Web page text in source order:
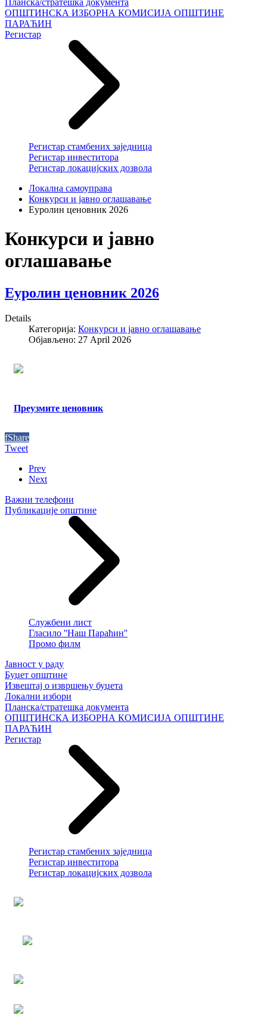
Планска/стратешка документа
ОПШТИНСКА ИЗБОРНА КОМИСИЈА ОПШТИНЕ
ПАРАЋИН
Регистар
Регистар стамбених заједница
Регистар инвеститора
Регистар локацијских дозвола
Локална самоуправа
Конкурси и јавно оглашавање
Еуролин ценовник 2026
Конкурси и јавно
оглашавање
Еуролин ценовник 2026
Details
Категорија: Конкурси и јавно оглашавање
Објављено: 27 April 2026
Преузмите ценовник
fShare
Tweet
Prev
Next
Важни телефони
Публикације општине
Службени лист
Гласило ''Наш Параћин''
Промо филм
Јавност у раду
Буџет општине
Извештај о извршењу буџета
Локални избори
Планска/стратешка документа
ОПШТИНСКА ИЗБОРНА КОМИСИЈА ОПШТИНЕ
ПАРАЋИН
Регистар
Регистар стамбених заједница
Регистар инвеститора
Регистар локацијских дозвола